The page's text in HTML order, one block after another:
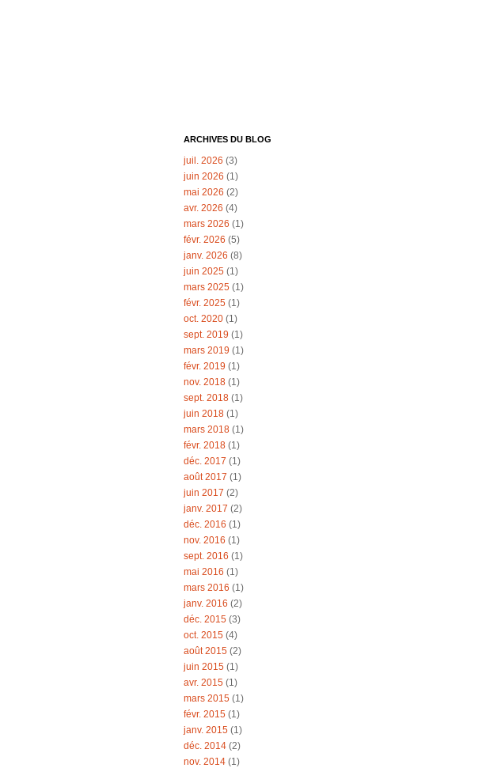
ARCHIVES DU BLOG
juil. 2026 (3)
juin 2026 (1)
mai 2026 (2)
avr. 2026 (4)
mars 2026 (1)
févr. 2026 (5)
janv. 2026 (8)
juin 2025 (1)
mars 2025 (1)
févr. 2025 (1)
oct. 2020 (1)
sept. 2019 (1)
mars 2019 (1)
févr. 2019 (1)
nov. 2018 (1)
sept. 2018 (1)
juin 2018 (1)
mars 2018 (1)
févr. 2018 (1)
déc. 2017 (1)
août 2017 (1)
juin 2017 (2)
janv. 2017 (2)
déc. 2016 (1)
nov. 2016 (1)
sept. 2016 (1)
mai 2016 (1)
mars 2016 (1)
janv. 2016 (2)
déc. 2015 (3)
oct. 2015 (4)
août 2015 (2)
juin 2015 (1)
avr. 2015 (1)
mars 2015 (1)
févr. 2015 (1)
janv. 2015 (1)
déc. 2014 (2)
nov. 2014 (1)